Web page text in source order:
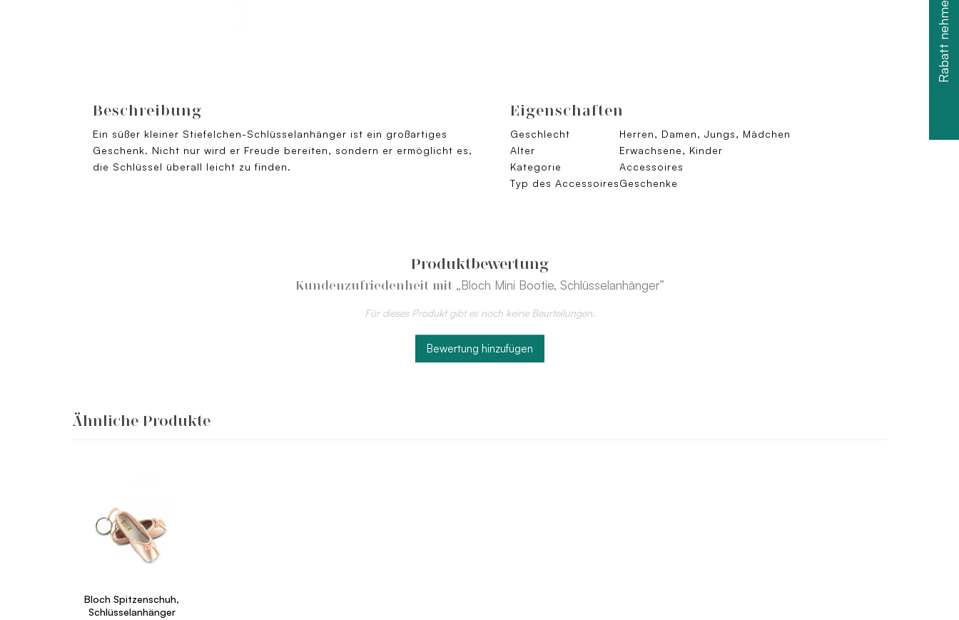
Beschreibung
Ein süßer kleiner Stiefelchen-Schlüsselanhänger ist ein großartiges
Geschenk. Nicht nur wird er Freude bereiten, sondern er ermöglicht es,
die Schlüssel überall leicht zu finden.
Eigenschaften
Geschlecht
Herren, Damen, Jungs, Mädchen
Alter
Erwachsene, Kinder
Kategorie
Accessoires
Typ des AccessoiresGeschenke
Produktbewertung
Kundenzufriedenheit mit „Bloch Mini Bootie, Schlüsselanhänger”
Für dieses Produkt gibt es noch keine Beurteilungen.
Bewertung hinzufügen
Ähnliche Produkte
Bloch Spitzenschuh,
Schlüsselanhänger
Rabatt nehmen